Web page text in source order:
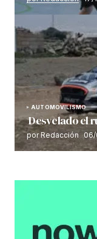
AUTOMOVILISMO
Desvelado el
por Redacción 06/